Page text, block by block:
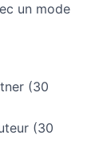
un mode
(30
(30